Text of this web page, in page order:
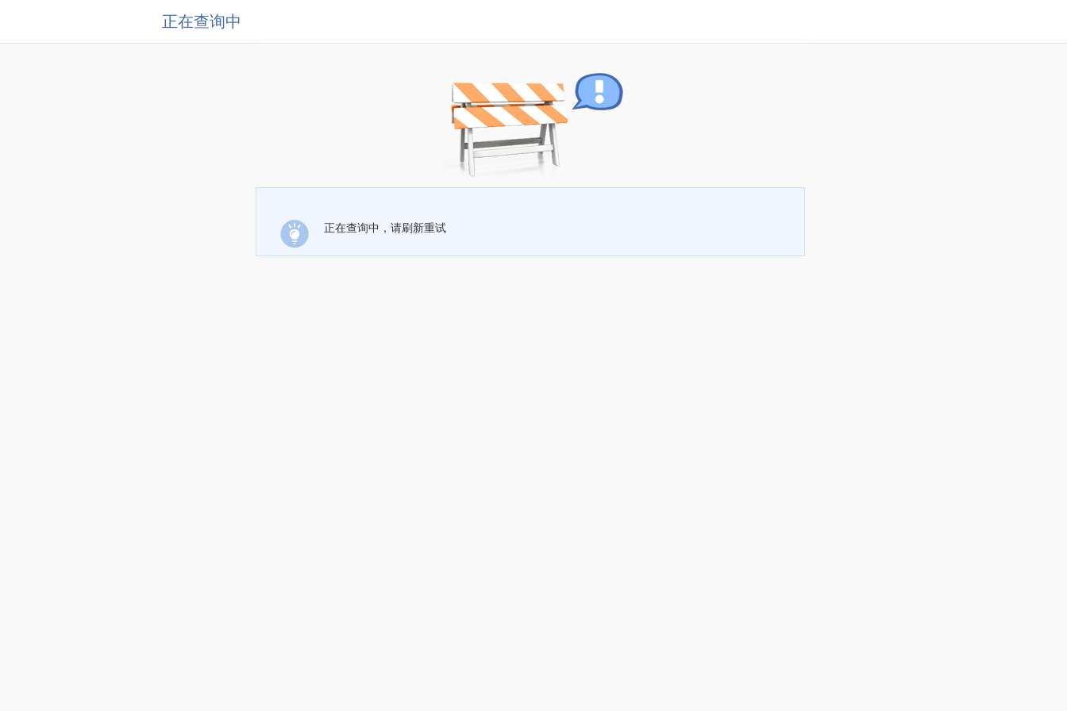
正在查询中
正在查询中，请刷新重试